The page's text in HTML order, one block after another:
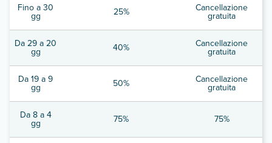
Fino a 30
gg 25% Cancellazione
gratuita
Da 29 a 20
gg 40% Cancellazione
gratuita
Da 19 a 9
gg 50% Cancellazione
gratuita
Da 8 a 4
gg 75% 75%